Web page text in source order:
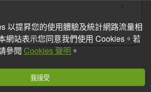
以提昇您的使用體驗及統計網路流量相
網站表示您同意我們使用 Cookies。若
參閱 Cookies 聲明 。
我接受